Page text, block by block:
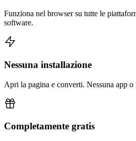
Funziona nel browser su tutte le
software.
Nessuna installazione
Apri la pagina e converti. Nessuna app o
Completamente gratis